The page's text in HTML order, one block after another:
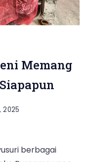
Memang
2025
berbagai